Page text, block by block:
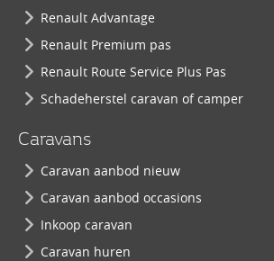
Renault Advantage
Renault Premium pas
Renault Route Service Plus Pas
Schadeherstel caravan of camper
Caravans
Caravan aanbod nieuw
Caravan aanbod occasions
Inkoop caravan
Caravan huren